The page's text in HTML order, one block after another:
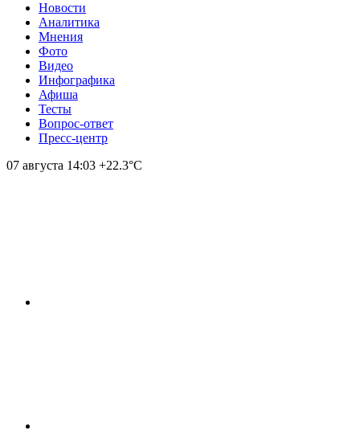
Новости
Аналитика
Мнения
Фото
Видео
Инфографика
Афиша
Тесты
Вопрос-ответ
Пресс-центр
07 августа 14:03 +22.3°С